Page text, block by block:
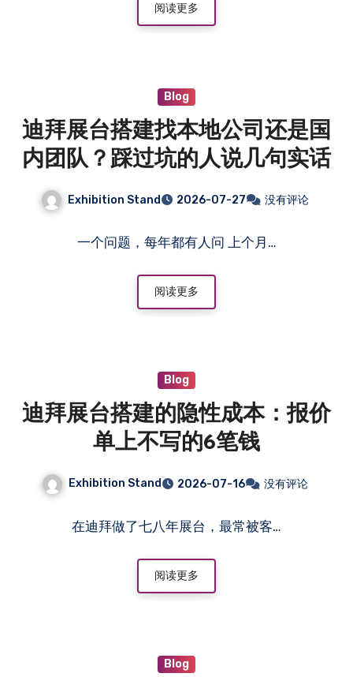
阅读更多
Blog
迪拜展台搭建找本地公司还是国
内团队？踩过坑的人说几句实话
Exhibition Stand 2026-07-27 没有评论
一个问题，每年都有人问 上个月…
阅读更多
Blog
迪拜展台搭建的隐性成本：报价
单上不写的6笔钱
Exhibition Stand 2026-07-16 没有评论
在迪拜做了七八年展台，最常被客…
阅读更多
Blog